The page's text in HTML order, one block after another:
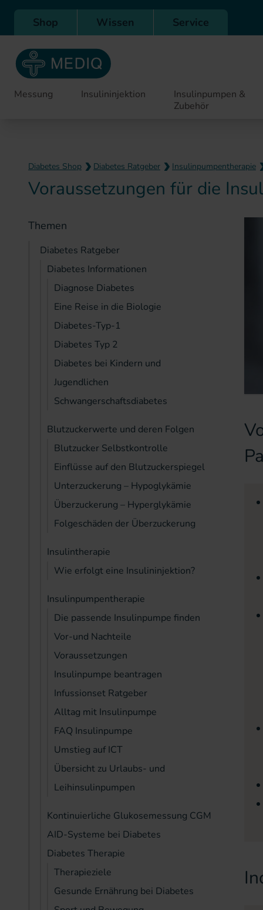
Direkt zur Hauptnavigation
Shop Wissen Service
Messung Insulininjektion
Insulinpumpen &
Zubehör
Diabetes Shop Diabetes Ratgeber Insulinpumpentherapie
Voraussetzungen für die
Themen
Diabetes Ratgeber
Diabetes Informationen
Diagnose Diabetes
Eine Reise in die Biologie
Diabetes-Typ-1
Diabetes Typ 2
Diabetes bei Kindern und
Jugendlichen
Schwangerschaftsdiabetes
Blutzuckerwerte und deren Folgen
Blutzucker Selbstkontrolle
Einflüsse auf den Blutzuckerspiegel
Unterzuckerung – Hypoglykämie
Überzuckerung – Hyperglykämie
Folgeschäden der Überzuckerung
Insulintherapie
Wie erfolgt eine Insulininjektion?
Insulinpumpentherapie
Die passende Insulinpumpe finden
Vor-und Nachteile
Voraussetzungen
Insulinpumpe beantragen
Infussionset Ratgeber
Alltag mit Insulinpumpe
FAQ Insulinpumpe
Umstieg auf ICT
Übersicht zu Urlaubs- und
Leihinsulinpumpen
Kontinuierliche Glukosemessung CGM
AID-Systeme bei Diabetes
Diabetes Therapie
Therapieziele
Gesunde Ernährung bei Diabetes